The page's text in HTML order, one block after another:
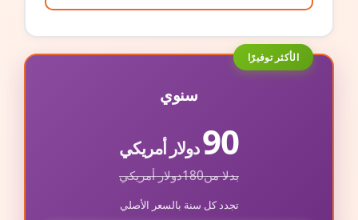
الأكثر توفيرًا
سنوي
90دولار أمريكي
بدلا من180دولار أمريكي
تجدد كل سنة بالسعر الأصلي